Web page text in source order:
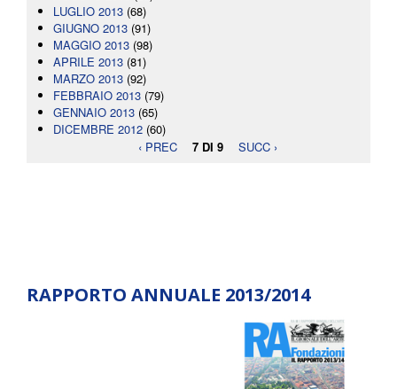
LUGLIO 2013 (68)
GIUGNO 2013 (91)
MAGGIO 2013 (98)
APRILE 2013 (81)
MARZO 2013 (92)
FEBBRAIO 2013 (79)
GENNAIO 2013 (65)
DICEMBRE 2012 (60)
‹ PREC
7 DI 9 SUCC ›
RAPPORTO ANNUALE 2013/2014